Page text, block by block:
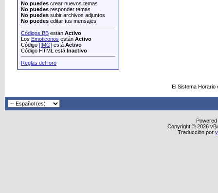
No puedes crear nuevos temas
No puedes responder temas
No puedes subir archivos adjuntos
No puedes editar tus mensajes
Códigos BB están Activo
Los Emoticonos están Activo
Código [IMG] está Activo
Código HTML está Inactivo
Reglas del foro
El Sistema
Copyright © 2026
Traducción por